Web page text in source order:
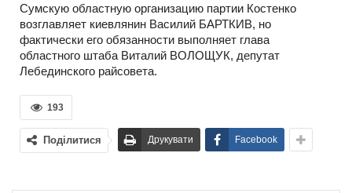
Сумскую областную организацию партии Костенко
возглавляет киевлянин Василий БАРТКИВ, но
фактически его обязанности выполняет глава
областного штаба Виталий ВОЛОЩУК, депутат
Лебединского райсовета.
193
Поділитися Друкувати Facebook